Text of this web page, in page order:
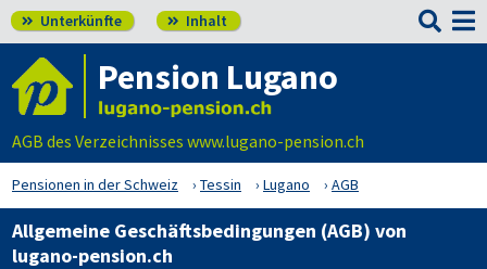
 Unterkünfte  Inhalt 
Pension Lugano
AGB des Verzeichnisses www.lugano-pension.ch
Pensionen in der Schweiz Tessin Lugano AGB
Allgemeine Geschäftsbedingungen (AGB) von
lugano-pension.ch